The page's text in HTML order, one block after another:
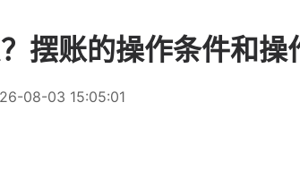
摆账的操作条件和操
08-03 15:05:01